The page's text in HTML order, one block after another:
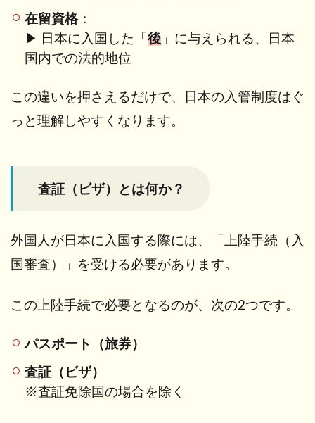
とは
何
か？
パス
ポー
ト
2.2
ザ）
とは
2.3
があ
入国
でき
る？
在留資格：
▶ 日本に入国した「後 」に与えられる、日本
国内での法的地位
この違いを押さえるだけで、日本の入管制度はぐ
っと理解しやすくなります。
査証（ビザ）とは何か？
外国人が日本に入国する際には、
「上陸手続（入
国審査）」を受ける必要があります。
この上陸手続で必要となるのが、次の2つです。
パスポート（旅券）
査証（ビザ）
※査証免除国の場合を除く